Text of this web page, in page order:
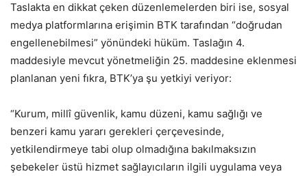
Taslakta en dikkat çeken düzenlemelerden biri ise, sosyal
medya platformlarına erişimin BTK tarafından “doğrudan
engellenebilmesi” yönündeki hüküm. Taslağın 4.
maddesiyle mevcut yönetmeliğin 25. maddesine eklenmesi
planlanan yeni fıkra, BTK’ya şu yetkiyi veriyor:
“Kurum, millî güvenlik, kamu düzeni, kamu sağlığı ve
benzeri kamu yararı gerekleri çerçevesinde,
yetkilendirmeye tabi olup olmadığına bakılmaksızın
şebekeler üstü hizmet sağlayıcıların ilgili uygulama veya